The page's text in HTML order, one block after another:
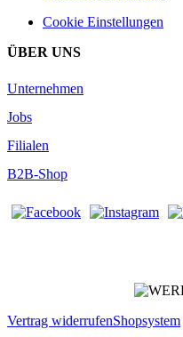
Cookie Einstellungen
ÜBER UNS
Unternehmen
Jobs
Filialen
B2B-Shop
Vertrag widerrufenShopsystem